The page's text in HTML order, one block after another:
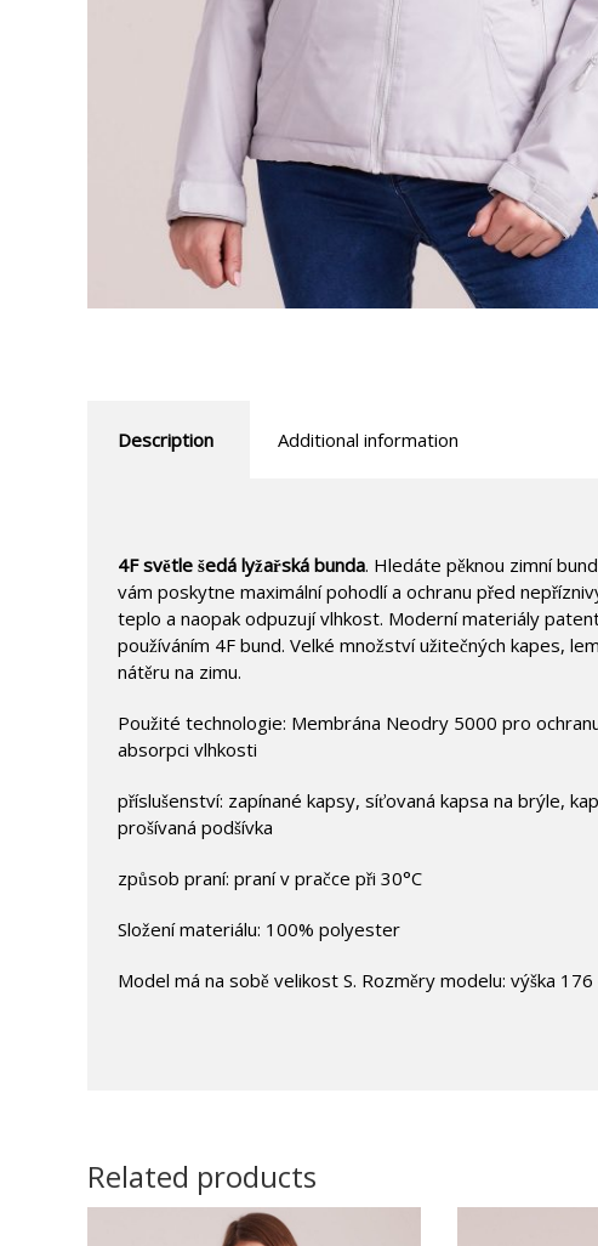
Description Additional information
4F světle šedá lyžařská bunda. Hledáte pěknou zimní
vám poskytne maximální pohodlí a ochranu před
teplo a naopak odpuzují vlhkost. Moderní materiály
používáním 4F bund. Velké množství užitečných kapes,
nátěru na zimu.
Použité technologie: Membrána Neodry 5000 pro
absorpci vlhkosti
příslušenství: zapínané kapsy, síťovaná kapsa na brýle,
prošívaná podšívka
způsob praní: praní v pračce při 30°C
Složení materiálu: 100% polyester
Model má na sobě velikost S. Rozměry modelu: výška
Related products